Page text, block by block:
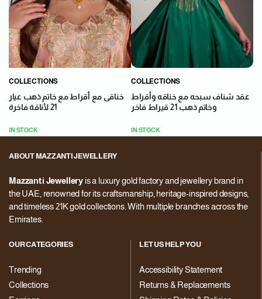
COLLECTIONS
خناقى مع أقراط مع خاتم ذهب عيار
21 لأناقة فاخرة
IN STOCK
COLLECTIONS
عقد شناف سبحه مع خناقه وأقراط
وخاتم ذهب 21 قيراط فاخر
IN STOCK
ABOUT MAZZANTI JEWELLERY
Mazzanti Jewellery is a luxury gold factory and jewellery brand in
the UAE, renowned for its craftsmanship, heritage-inspired designs,
and timeless 21K gold collections. With multiple branches across the
Emirates.
OUR CATEGORIES
Trending
Collections
LET US HELP YOU
Accessibility Statement
Returns & Replacements